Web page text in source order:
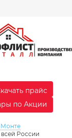
прайс
по Акции
России